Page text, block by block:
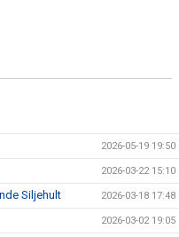
2026-05-19 19:50
2026-03-22 15:10
Siljehult 2026-03-18 17:48
2026-03-02 19:05